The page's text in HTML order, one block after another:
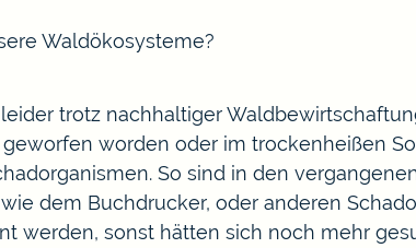
Waldökosysteme?
trotz nachhaltiger
worden oder im trockenheißen
So sind in den
dem Buchdrucker, oder anderen
werden, sonst hätten sich noch mehr